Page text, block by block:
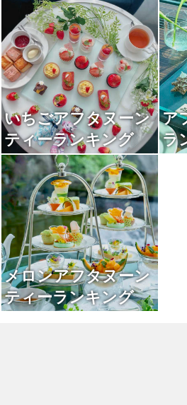
いちごアフタヌーン
ティーランキング
ア
ラ
メロンアフタヌーン
ティーランキング